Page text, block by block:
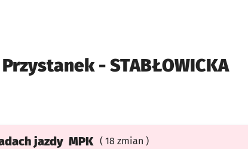
Przystanek -STABŁOWICKA
jazdy MPK ( 18 zmian )